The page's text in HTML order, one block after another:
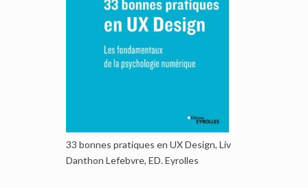
33 bonnes pratiques en UX Design, Liv
Danthon Lefebvre, ED. Eyrolles